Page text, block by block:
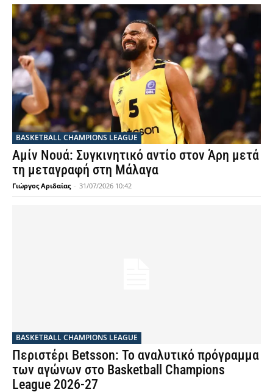
BASKETBALL CHAMPIONS LEAGUE
Αμίν Νουά: Συγκινητικό αντίο στον Άρη μετά
τη μεταγραφή στη Μάλαγα
Γιώργος Αριδαίας - 31/07/2026 10:42
BASKETBALL CHAMPIONS LEAGUE
Περιστέρι Betsson: Το αναλυτικό πρόγραμμα
των αγώνων στο Basketball Champions
League 2026-27